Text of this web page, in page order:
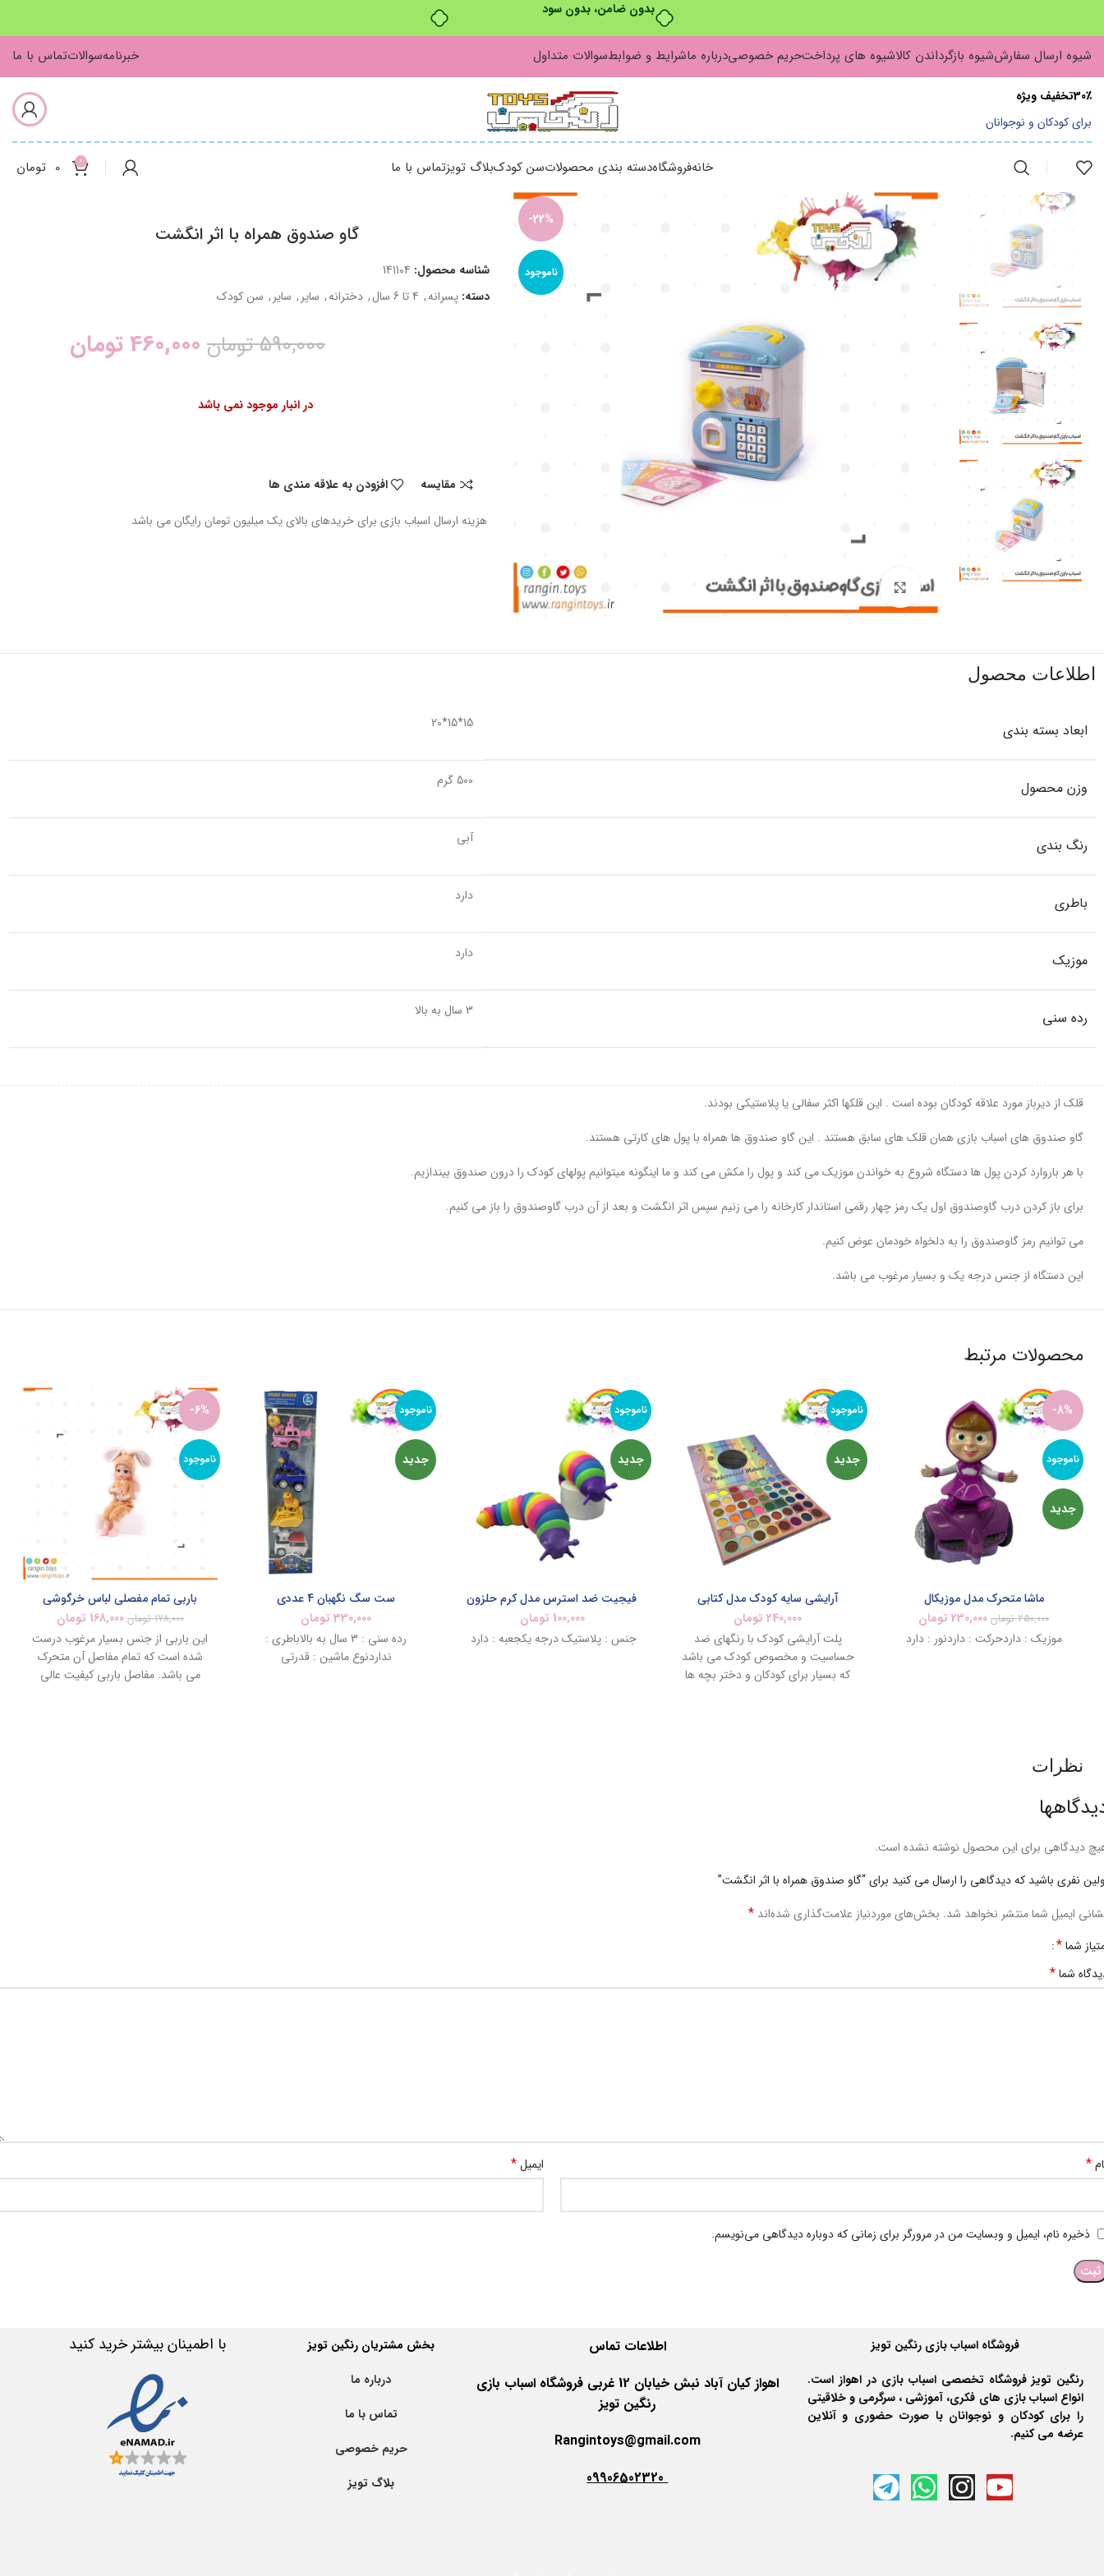
بدون ضامن، بدون سود
شیوه ارسال سفارششیوه بازگرداندن کالاشیوه های پرداختحریم خصوصیدرباره ماشرایط و ضوابطسوالات متداول خبرنامهسوالاتتماس با ما
30٪تخفیف ویژه
برای کودکان و نوجوانان
خانهفروشگاهدسته بندی محصولاتسن کودکبلاگ تویزتماس با ما 0
0 تومان
-22%
ناموجود
برای بزرگنمایی کلیک کنید
گاو صندوق همراه با اثر انگشت
شناسه محصول: 141104
دسته: پسرانه, 4 تا 6 سال , دخترانه, سایر , سایر , سن کودک
590,000 تومان 460,000تومان
در انبار موجود نمی باشد
مقایسه افزودن به علاقه مندی ها
هزینه ارسال اسباب بازی برای خریدهای بالای یک میلیون تومان رایگان می باشد
اطلاعات محصول
ابعاد بسته بندی 15*15*20
وزن محصول 500 گرم
رنگ بندی آبی
باطری دارد
موزیک دارد
رده سنی 3 سال به بالا
قلک از دیرباز مورد علاقه کودکان بوده است . این قلکها اکثر سفالی یا پلاستیکی بودند.
گاو صندوق های اسباب بازی همان قلک های سابق هستند . این گاو صندوق ها همراه با پول های کارتی هستند.
با هر باروارد کردن پول ها دستگاه شروع به خواندن موزیک می کند و پول را مکش می کند و ما اینگونه میتوانیم پولهای کودک را درون صندوق بیندازیم.
برای باز کردن درب گاوصندوق اول یک رمز چهار رقمی استاندار کارخانه را می زنیم سپس اثر انگشت و بعد از آن درب گاوصندوق را باز می کنیم.
می توانیم رمز گاوصندوق را به دلخواه خودمان عوض کنیم.
این دستگاه از جنس درجه یک و بسیار مرغوب می باشد.
محصولات مرتبط
-8%
ناموجود
جدید
ماشا متحرک مدل موزیکال
250,000 تومان 230,000 تومان
موزیک : داردحرکت : داردنور : دارد
ناموجود
جدید
آرایشی سایه کودک مدل کتابی
240,000 تومان
پلت آرایشی کودک با رنگهای ضد
حساسیت و مخصوص کودک می باشد
که بسیار برای کودکان و دختر بچه ها
ناموجود
جدید
فیجیت ضد استرس مدل کرم حلزون
100,000 تومان
جنس : پلاستیک درجه یکجعبه : دارد
ناموجود
جدید
ست سگ نگهبان 4 عددی
330,000 تومان
رده سنی : 3 سال به بالاباطری :
نداردنوع ماشین : قدرتی
-6%
ناموجود
باربی تمام مفصلی لباس خرگوشی
178,000 تومان 168,000 تومان
این باربی از جنس بسیار مرغوب درست
شده است که تمام مفاصل آن متحرک
می باشد. مفاصل باربی کیفیت عالی
نظرات
دیدگاهی برای این محصول نوشته نشده است.
نفری باشید که دیدگاهی را ارسال می کنید برای “گاو صندوق همراه با اثر انگشت”
ایمیل شما منتشر نخواهد شد. بخش‌های موردنیاز علامت‌گذاری شده‌اند *
شما*
شما*
* ایمیل*
ذخیره نام، ایمیل و وبسایت من در مرورگر برای زمانی که دوباره دیدگاهی می‌نویسم.
فروشگاه اسباب بازی رنگین تویز
رنگین تویز فروشگاه تخصصی اسباب بازی در اهواز است.
انواع اسباب بازی های فکری، آموزشی ، سرگرمی و خلاقیتی
را برای کودکان و نوجوانان با صورت حضوری و آنلاین
عرضه می کنیم.
اطلاعات تماس
اهواز کیان آباد نبش خیابان 12 غربی فروشگاه اسباب بازی
رنگین تویز
Rangintoys@gmail.com
09906502320
بخش مشتریان رنگین تویز
درباره ما
تماس با ما
حریم خصوصی
بلاگ تویز
با اطمینان بیشتر خرید کنید